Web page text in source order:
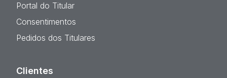
Portal do Titular
Consentimentos
Pedidos dos Titulares
Clientes